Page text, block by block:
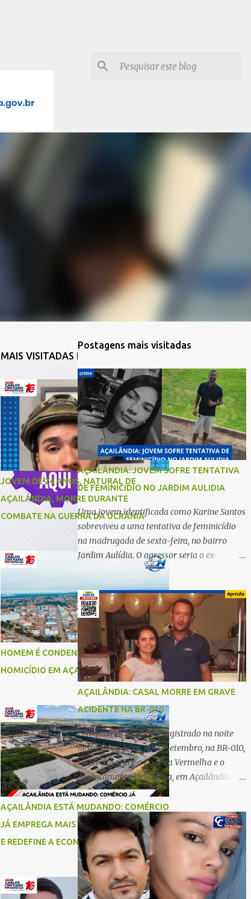
MAIS VISITADAS DA SEMANA
JOVEM DE 24 ANOS, NATURAL DE
AÇAILÂNDIA, MORRE DURANTE
COMBATE NA GUERRA DA UCRÂNIA
HOMEM É CONDENADO A 18 ANOS POR
HOMICÍDIO EM AÇAILÂNDIA
AÇAILÂNDIA ESTÁ MUDANDO: COMÉRCIO
JÁ EMPREGA MAIS DO QUE A INDÚSTRIA
E REDEFINE A ECONOMIA DO MUNICÍPIO
Postagens mais visitadas
AÇAILÂNDIA: JOVEM SOFRE TENTATIVA
DE FEMINICIDIO NO JARDIM AULIDIA
Uma jovem identificada como Karine Santos
sobreviveu a uma tentativa de feminicídio
na madrugada de sexta-feira, no bairro
Jardim Aulídia. O agressor seria o ex-
companheiro, com quem manteve um
relacionamento de quase três anos e com
quem tem uma filha. Segundo Karine,
durante todo o dia anterior, o suspeito
enviou mensagens insistindo para reatar o
relacionamento, mas ela deixou claro que
não queria. Naquela noite, a vítima recebeu
o convite de um amigo para ir a uma festa.
Ao chegar ao local, percebeu que o ex
também estava presente, mas permaneceu
tranquila durante todo o evento. O ataque
aconteceu quando Karine retornava para
casa, por volta das 5h40 da manhã.
“Quando cheguei, ele estava escondido.
Assim que me viu, entrou no carro e
começou a me atacar com uma faca,
atingindo também o rapaz que estava
comigo”, relatou. Após a agressão, Karine
recebeu atendimento médico e passa bem,
estando fora de perigo. A jovem também
registrou boletim de ocorrência contra o ex-
companheiro. Mesm...
AÇAILÂNDIA: CASAL MORRE EM GRAVE
ACIDENTE NA BR-010
Um grave acidente foi registrado na noite
desta terça-feira, 30 de setembro, na BR-010,
no trecho entre a Ladeira Vermelha e o
Assentamento Califórnia, em Açailândia. De
acordo com informações apuradas, as
vítimas eram um casal residente em
Imperatriz. Eles haviam vindo até o bairro
Plano da Serra, em Açailândia, para visitar
familiares e estavam a caminho de casa
quando ocorreu a tragédia. O acidente
envolveu uma motocicleta e um caminhão
caçamba. Com o impacto da colisão, o casal